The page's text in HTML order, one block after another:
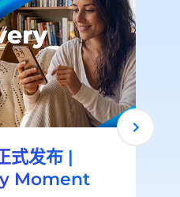
式发布 |
Moment